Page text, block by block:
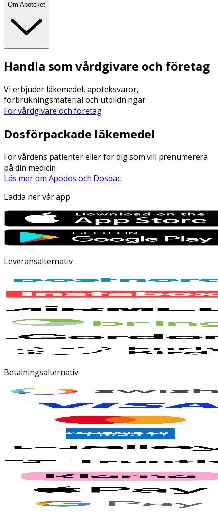
Om Apoteket
Handla som vårdgivare och företag
Vi erbjuder läkemedel, apoteksvaror,
förbrukningsmaterial och utbildningar.
För vårdgivare och företag
Dosförpackade läkemedel
För vårdens patienter eller för dig som vill prenumerera
på din medicin
Läs mer om Apodos och Dospac
Ladda ner vår app
Leveransalternativ
Betalningsalternativ